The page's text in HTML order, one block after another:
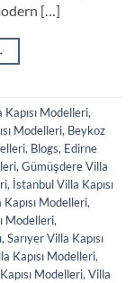
[…]
Modelleri,
Modelleri, Beykoz
, Blogs, Edirne
,Gümüşdere Villa
, İstanbul Villa Kapısı
Modelleri,
Modelleri,
,Sarıyer Villa Kapısı
Kapısı Modelleri,
Modelleri,Villa